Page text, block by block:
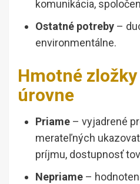
komunikácia,
Ostatné potreby –
environmentálne.
Hmotné
úrovne
Priame – vyjadrené
merateľných
príjmu, dostupnosť
Nepriame –